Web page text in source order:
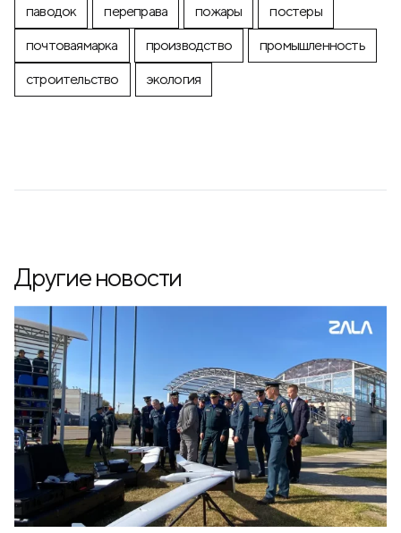
паводок
переправа пожары
постеры
почтоваямарка
производство
промышленность
строительство
экология
Другие новости